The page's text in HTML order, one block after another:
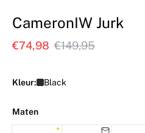
CameronIW Jurk
€74,98 €149,95
Kleur: Black
Maten